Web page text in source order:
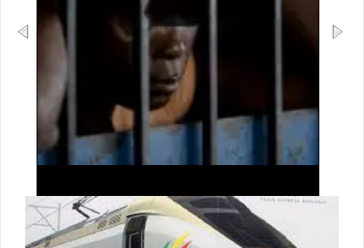
La chambre criminelle a condamné Aïssatou Samb à cinq ans
de réclusion criminelle pour infanticide. La ressortissante